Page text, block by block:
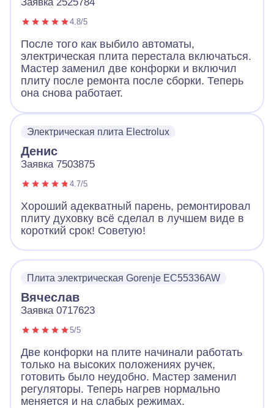
4.8/5
После того как выбило автоматы,
электрическая плита перестала включаться.
Мастер заменил две конфорки и включил
плиту после ремонта после сборки. Теперь
она снова работает.
Электрическая плита Electrolux
Денис
Заявка 7503875
4.7/5
Хороший адекватный парень, ремонтировал
плиту духовку всё сделал в лучшем виде в
короткий срок! Советую!
Плита электрическая Gorenje EC55336AW
Вячеслав
Заявка 0717623
5/5
Две конфорки на плите начинали работать
только на высоких положениях ручек,
готовить было неудобно. Мастер заменил
регуляторы. Теперь нагрев нормально
меняется и на слабых режимах.